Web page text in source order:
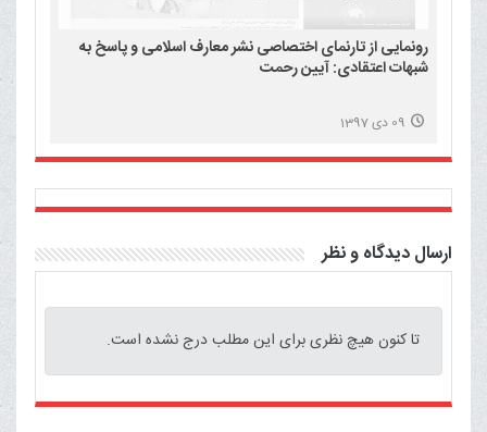
رونمایی از تارنمای اختصاصی نشر معارف اسلامی و پاسخ به
شبهات اعتقادی: آیین رحمت
09 دی 1397
ارسال دیدگاه و نظر
تا کنون هیچ نظری برای این مطلب درج نشده است.